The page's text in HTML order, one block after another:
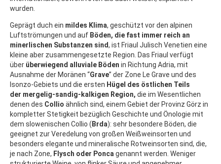
wurden.
Geprägt duch ein mildes Klima, geschützt vor den alpinen
Luftströmungen und auf Böden, die fast immer reich an
minerlischen Substanzen sind, ist Friaul Julisch Venetien eine
kleine aber zusammengesetzte Region. Das Friaul verfügt
über überwiegend alluviale Böden in Richtung Adria, mit
Ausnahme der Moränen “Grave” der Zone Le Grave und des
Isonzo-Gebiets und die ersten Hügel des östlichen Teils
der mergelig-sandig-kalkigen Region, die im Wesentlichen
denen des Collio ähnlich sind, einem Gebiet der Provinz Görz in
kompletter Stetigkeit bezüglich Geschichte und Önologie mit
dem slowenischen Collio ( Brda): sehr besondere Böden, die
geeignet zur Veredelung von großen Weißweinsorten und
besonders elegante und mineralische Rotweinsorten sind, die,
je nach Zone, Flysch oder Poncagenannt werden. Weniger